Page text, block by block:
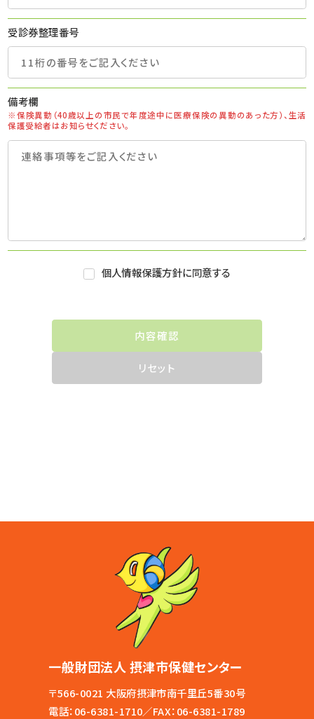
受診券整理番号
備考欄
※保険異動（40歳以上の市民で年度途中に医療保険の異動のあった方）、生活
保護受給者はお知らせください。
個人情報保護方針に同意する
一般財団法人 摂津市保健センター
〒566-0021 大阪府摂津市南千里丘5番30号
電話：06-6381-1710／FAX：06-6381-1789